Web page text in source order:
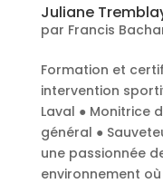
Juliane
par Francis
Formation et
intervention
Laval ● Monitrice
général ●
une passionnée
environnement où